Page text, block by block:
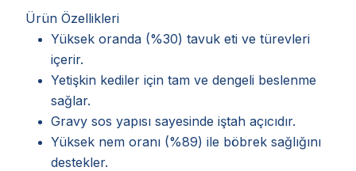
Ürün Özellikleri
Yüksek oranda (%30) tavuk eti ve türevleri
içerir.
Yetişkin kediler için tam ve dengeli beslenme
sağlar.
Gravy sos yapısı sayesinde iştah açıcıdır.
Yüksek nem oranı (%89) ile böbrek sağlığını
destekler.